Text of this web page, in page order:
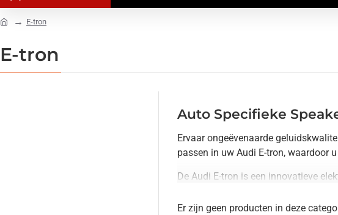
E-tron
E-tron
Auto Specifieke
Ervaar ongeëvenaarde
passen in uw Audi E-tron, waardoor
De Audi E-tron is een innovatieve
Er zijn geen producten in deze